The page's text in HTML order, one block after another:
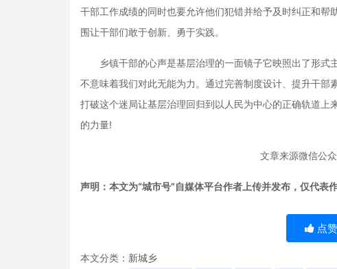
干部工作成绩的同时也要允许他们犯错并给予及时纠正和
围让干部们敢于创新、勇于实践。
乡镇干部的心声是基层治理的一面镜子它映照出了形式
不意味着我们对此无能为力。通过完善制度设计、提升干
打破这个迷局让基层治理回归到以人民为中心的正确轨道
的力量!
文章来源微信公众
声明：本文为“城市号”自媒体平台作者上传并发布，仅代表
点
本文分类： 新城乡